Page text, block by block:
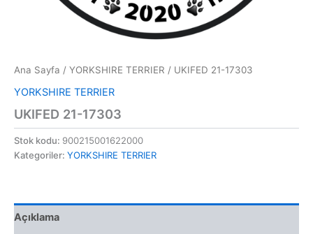
Ana Sayfa / YORKSHIRE TERRIER / UKIFED 21-17303
YORKSHIRE TERRIER
UKIFED 21-17303
Stok kodu: 900215001622000
Kategoriler: YORKSHIRE TERRIER
Açıklama